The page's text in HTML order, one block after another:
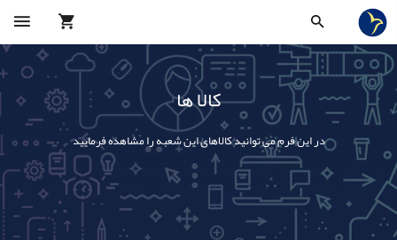
کالا ها
در این فرم می توانید کالاهای این شعبه را مشاهده فرمایید